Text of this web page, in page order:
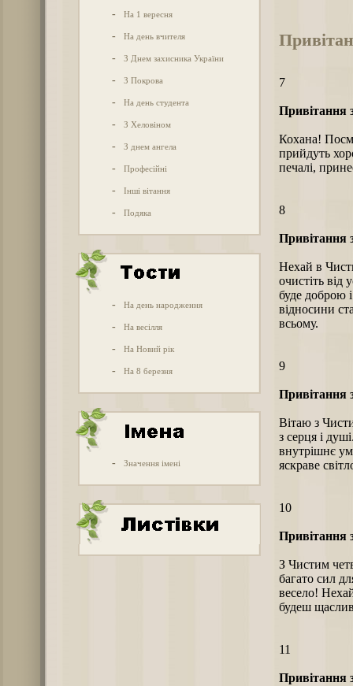
- На 1 вересня
- На день вчителя
- З Днем захисника України
- З Покрова
- На день студента
- З Хеловіном
- З днем ангела
- Професійні
- Інші вітання
- Подяка
- На день народження
- На весілля
- На Новий рік
- На 8 березня
- Значення імені
7
Привітання
Кохана!
прийдуть
печалі,
8
Привітання
Нехай в
очистіть від
буде доброю
відносини
всьому.
9
Привітання
Вітаю з
з серця і
внутрішнє
яскраве
10
Привітання
З Чистим
багато сил
весело!
будеш
11
Привітання